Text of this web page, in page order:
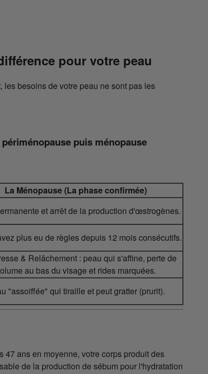
pour votre peau
besoins de votre peau ne sont pas les
puis ménopause
La Ménopause (La phase confirmée)
et arrêt de la production d'œstrogènes.
plus eu de règles depuis 12 mois consécutifs.
& Relâchement : peau qui s'affine, perte de
au bas du visage et rides marquées.
"assoiffée" qui tiraille et peut gratter (prurit).
47 ans en moyenne, votre corps produit des
de la production de sébum pour l'hydratation